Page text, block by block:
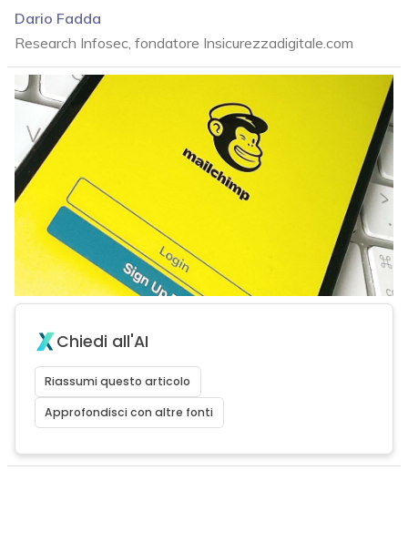
Dario Fadda
Research Infosec, fondatore Insicurezzadigitale.com
Chiedi all'AI
Riassumi questo articolo
Approfondisci con altre fonti